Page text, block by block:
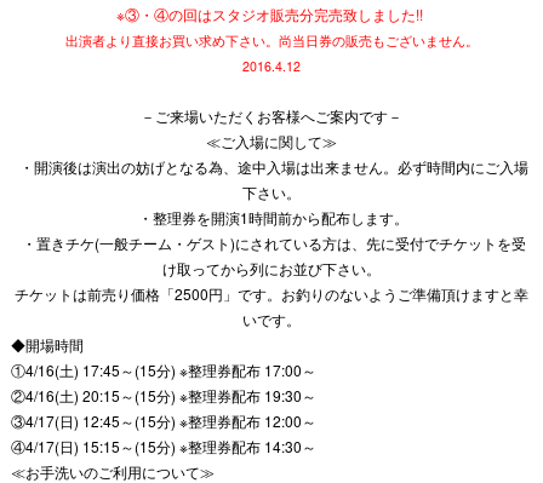
※③・④の回はスタジオ販売分完売致しました!!
出演者より直接お買い求め下さい。尚当日券の販売もございません。
2016.4.12
－ご来場いただくお客様へご案内です－
≪ご入場に関して≫
・開演後は演出の妨げとなる為、途中入場は出来ません。 必ず時間内にご入場
下さい。
・整理券を開演1時間前から配布します。
・置きチケ(一般チーム・ゲスト)にされている方は、 先に受付でチケットを受
け取ってから列にお並び下さい。
チケットは前売り価格「2500円」です。 お釣りのないようご準備頂けますと幸
いです。
◆開場時間
①4/16(土) 17:45～(15分) ※整理券配布 17:00～
②4/16(土) 20:15～(15分) ※整理券配布 19:30～
③4/17(日) 12:45～(15分) ※整理券配布 12:00～
④4/17(日) 15:15～(15分) ※整理券配布 14:30～
≪お手洗いのご利用について≫